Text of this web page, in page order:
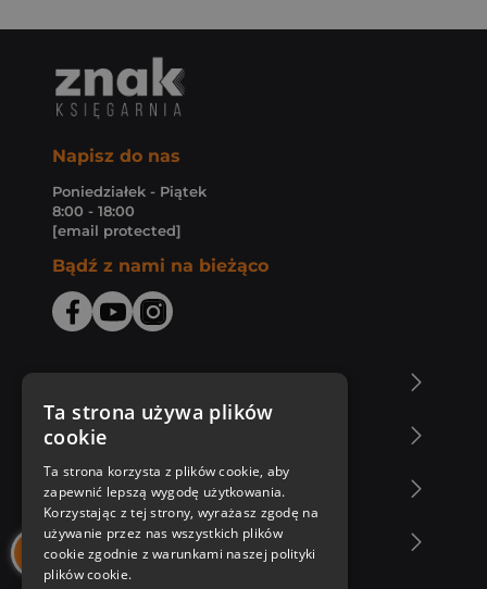
Napisz do nas
Poniedziałek - Piątek
8:00 - 18:00
[email protected]
Bądź z nami na bieżąco
Zakupy u nas
Nasza oferta
Nasi autorzy
Ta strona używa plików
cookie
Ta strona korzysta z plików cookie, aby
zapewnić lepszą wygodę użytkowania.
Korzystając z tej strony, wyrażasz zgodę na
używanie przez nas wszystkich plików
cookie zgodnie z warunkami naszej polityki
plików cookie.